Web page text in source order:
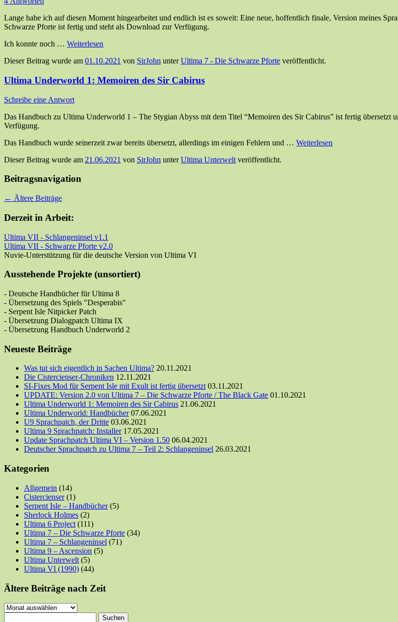
Lange habe ich auf diesen Moment hingearbeitet und endlich ist es soweit: Eine neue, hoffentlich finale, Version meines
Schwarze Pforte ist fertig und steht als Download zur Verfügung.
Ich konnte noch … Weiterlesen
Dieser Beitrag wurde am 01.10.2021 von SirJohn unterUltima 7 - Die Schwarze Pforte veröffentlicht.
Ultima Underworld 1: Memoiren des Sir Cabirus
Schreibe eine Antwort
Das Handbuch zu Ultima Underworld 1 – The Stygian Abyss mit dem Titel “Memoiren des Sir Cabirus” ist fertig übersetzt
Verfügung.
Das Handbuch wurde seinerzeit zwar bereits übersetzt, allerdings im einigen Fehlern und … Weiterlesen
Dieser Beitrag wurde am 21.06.2021 von SirJohn unterUltima Unterwelt veröffentlicht.
Beitragsnavigation
← Ältere Beiträge
Derzeit in Arbeit:
Ultima VII - Schlangeninsel v1.1
Ultima VII - Schwarze Pforte v2.0
Nuvie-Unterstützung für die deutsche Version von Ultima VI
Ausstehende Projekte (unsortiert)
- Deutsche Handbücher für Ultima 8
- Übersetzung des Spiels "Desperabis"
- Serpent Isle Nitpicker Patch
- Übersetzung Dialogpatch Ultima IX
- Übersetzung Handbuch Underworld 2
Neueste Beiträge
Was tut sich eigentlich in Sachen Ultima? 20.11.2021
Die Cistercienser-Chroniken 12.11.2021
SI-Fixes Mod für Serpent Isle mit Exult ist fertig übersetzt 03.11.2021
UPDATE: Version 2.0 von Ultima 7 – Die Schwarze Pforte / The Black Gate 01.10.2021
Ultima Underworld 1: Memoiren des Sir Cabirus 21.06.2021
Ultima Underworld: Handbücher 07.06.2021
U9 Sprachpatch, der Dritte 03.06.2021
Ultima 9 Sprachpatch: Installer 17.05.2021
Update Sprachpatch Ultima VI – Version 1.50 06.04.2021
Deutscher Sprachpatch zu Ultima 7 – Teil 2: Schlangeninsel 26.03.2021
Kategorien
Allgemein (14)
Cistercienser(1)
Serpent Isle – Handbücher(5)
Sherlock Holmes (2)
Ultima 6 Project (111)
Ultima 7 – Die Schwarze Pforte (34)
Ultima 7 – Schlangeninsel (71)
Ultima 9 – Ascension (5)
Ultima Unterwelt (5)
Ultima VI (1990) (44)
Ältere Beiträge nach Zeit
Ältere
Beiträge